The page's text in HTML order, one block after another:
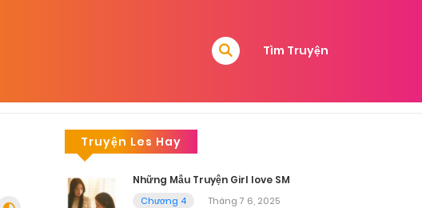
Tìm Truyện
Truyện Les Hay
Những Mẫu Truyện Girl love SM
Chương 4
Tháng 7 6, 2025